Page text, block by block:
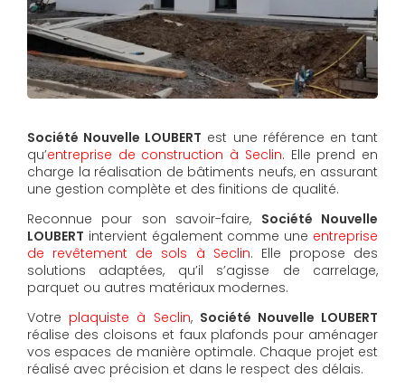
Société Nouvelle LOUBERT est une référence en tant
qu’entreprise de construction à Seclin. Elle prend en
charge la réalisation de bâtiments neufs, en assurant
une gestion complète et des finitions de qualité.
Reconnue pour son savoir-faire, Société Nouvelle
LOUBERT intervient également comme une entreprise
de revêtement de sols à Seclin. Elle propose des
solutions adaptées, qu’il s’agisse de carrelage,
parquet ou autres matériaux modernes.
Votre plaquiste à Seclin, Société Nouvelle LOUBERT
réalise des cloisons et faux plafonds pour aménager
vos espaces de manière optimale. Chaque projet est
réalisé avec précision et dans le respect des délais.